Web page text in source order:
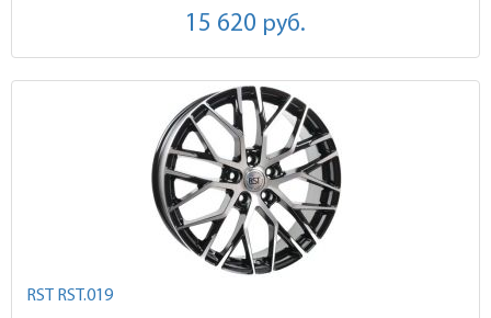
15 620 руб.
RST RST.019